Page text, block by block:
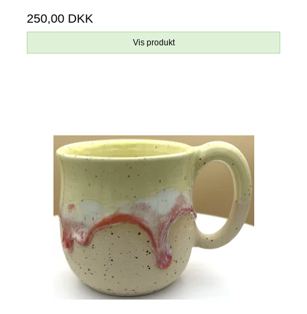
250,00 DKK
Vis produkt